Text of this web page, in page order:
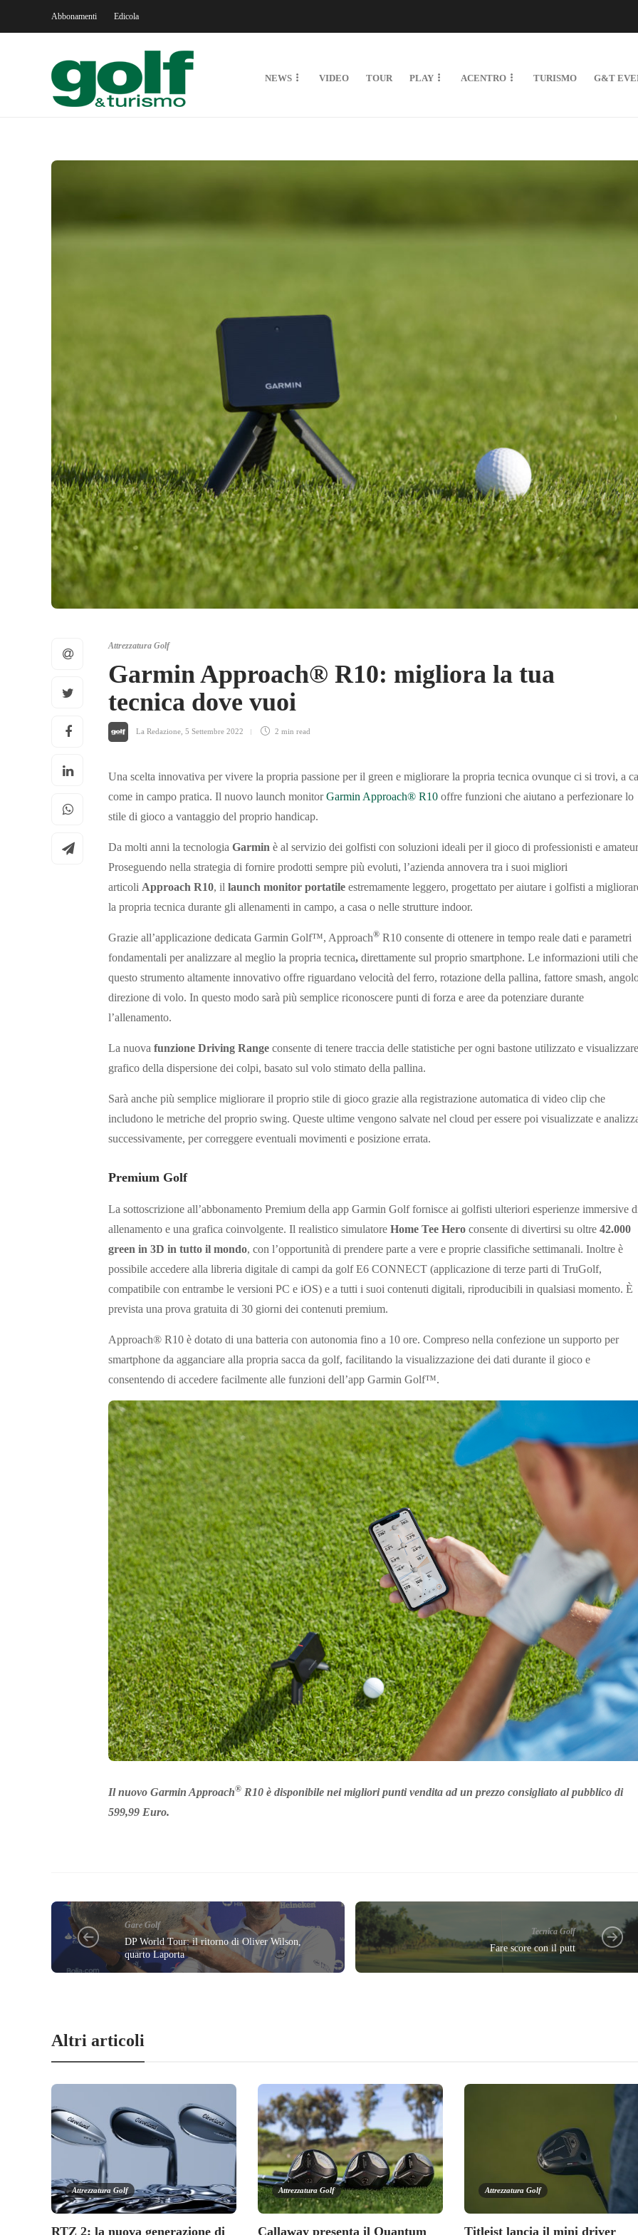
Abbonamenti Edicola
NEWS VIDEO TOUR PLAY ACENTRO TURISMO G&T
Attrezzatura Golf
Garmin Approach® R10: migliora la tua
tecnica dove vuoi
La Redazione 5 Settembre 2022 2 min read
Una scelta innovativa per vivere la propria passione per il green e migliorare la propria tecnica ovunque ci si trovi, a
come in campo pratica. Il nuovo launch monitorGarmin Approach® R10 offre funzioni che aiutano a perfezionare lo
stile di gioco a vantaggio del proprio handicap.
Da molti anni la tecnologia Garmin è al servizio dei golfisti con soluzioni ideali per il gioco di professionisti e
Proseguendo nella strategia di fornire prodotti sempre più evoluti, l’azienda annovera tra i suoi migliori
articoli Approach R10, il launch monitor portatile estremamente leggero, progettato per aiutare i golfisti a
la propria tecnica durante gli allenamenti in campo, a casa o nelle strutture indoor.
Grazie all’applicazione dedicata Garmin Golf™, Approach® R10 consente di ottenere in tempo reale dati e parametri
fondamentali per analizzare al meglio la propria tecnica, direttamente sul proprio smartphone. Le informazioni utili che
questo strumento altamente innovativo offre riguardano velocità del ferro, rotazione della pallina, fattore smash,
direzione di volo. In questo modo sarà più semplice riconoscere punti di forza e aree da potenziare durante
l’allenamento.
La nuova funzione Driving Range consente di tenere traccia delle statistiche per ogni bastone utilizzato e
grafico della dispersione dei colpi, basato sul volo stimato della pallina.
Sarà anche più semplice migliorare il proprio stile di gioco grazie alla registrazione automatica di video clip che
includono le metriche del proprio swing. Queste ultime vengono salvate nel cloud per essere poi visualizzate e
successivamente, per correggere eventuali movimenti e posizione errata.
Premium Golf
La sottoscrizione all’abbonamento Premium della app Garmin Golf fornisce ai golfisti ulteriori esperienze immersive
allenamento e una grafica coinvolgente. Il realistico simulatore Home Tee Hero consente di divertirsi su oltre 42.000
green in 3D in tutto il mondo, con l’opportunità di prendere parte a vere e proprie classifiche settimanali. Inoltre è
possibile accedere alla libreria digitale di campi da golf E6 CONNECT (applicazione di terze parti di TruGolf,
compatibile con entrambe le versioni PC e iOS) e a tutti i suoi contenuti digitali, riproducibili in qualsiasi momento. È
prevista una prova gratuita di 30 giorni dei contenuti premium.
Approach® R10 è dotato di una batteria con autonomia fino a 10 ore. Compreso nella confezione un supporto per
smartphone da agganciare alla propria sacca da golf, facilitando la visualizzazione dei dati durante il gioco e
consentendo di accedere facilmente alle funzioni dell’app Garmin Golf™.
Il nuovo Garmin Approach® R10 è disponibile nei migliori punti vendita ad un prezzo consigliato al pubblico di
599,99 Euro.
Gare Golf
DP World Tour: il ritorno di Oliver Wilson,
quarto Laporta
Tecnica Golf
Fare score con il putt
Altri articoli
Attrezzatura Golf
RTZ 2: la nuova generazione di
Attrezzatura Golf
Callaway presenta il Quantum
Attrezzatura Golf
Titleist lancia il mini driver